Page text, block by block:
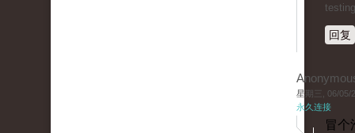
回复
星期三, 06/05/
永久连接
冒个